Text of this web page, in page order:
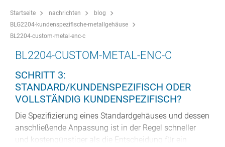
Startseite nachrichten
blog
BLG2204-kundenspezifische-metallgehäuse
BL2204-custom-metal-enc-c
BL2204-CUSTOM-METAL-ENC-C
SCHRITT 3:
STANDARD/KUNDENSPEZIFISCH ODER
VOLLSTÄNDIG KUNDENSPEZIFISCH?
Die Spezifizierung eines Standardgehäuses und dessen
anschließende Anpassung ist in der Regel schneller
und kostengünstiger als die Entscheidung für ein